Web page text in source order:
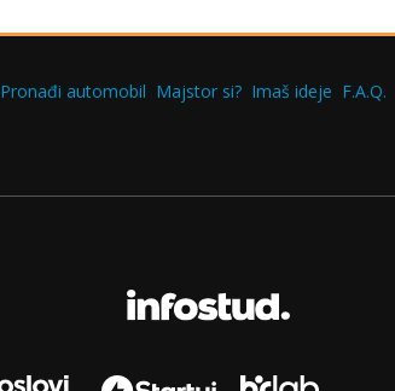
Pronađi automobil Majstor si? Imaš ideje F.A.Q.